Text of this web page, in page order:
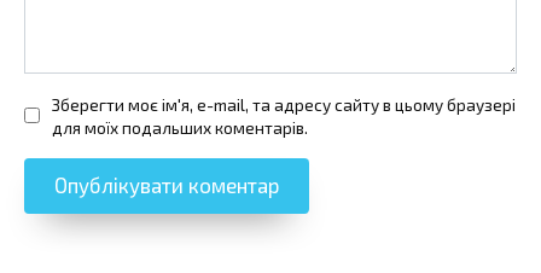
Зберегти моє ім'я, e-mail, та адресу сайту в цьому браузері
для моїх подальших коментарів.